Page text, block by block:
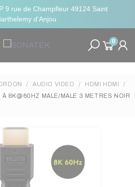
9 rue de Champfleur 49124 Saint
d'Anjou
0
AUDIO VIDEO
HDMI HDMI
À 8K@60HZ MALE/MALE 3 METRES NOIR